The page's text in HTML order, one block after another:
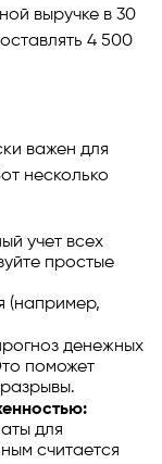
выручке в 30
4 500
важен для
несколько
учет всех
простые
(например,
денежных
поможет
для
считается